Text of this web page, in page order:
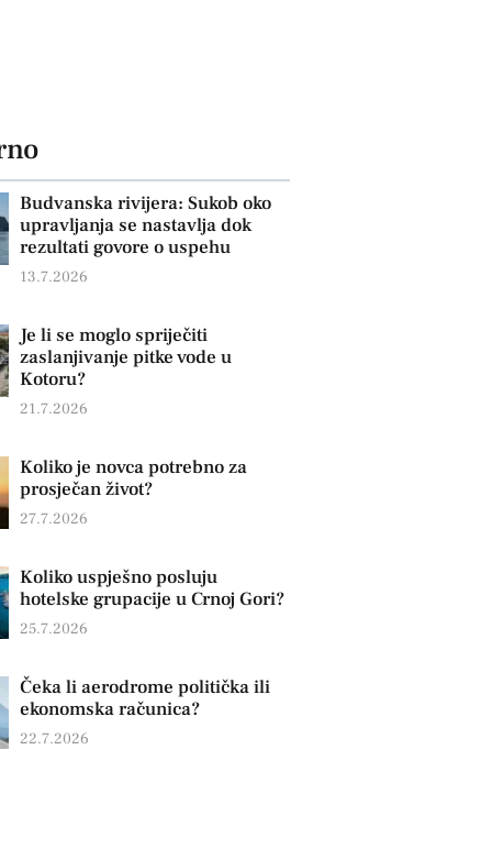
Budvanska rivijera: Sukob oko
upravljanja se nastavlja dok
rezultati govore o uspehu
13.7.2026
Je li se moglo spriječiti
zaslanjivanje pitke vode u
Kotoru?
21.7.2026
Koliko je novca potrebno za
prosječan život?
27.7.2026
Koliko uspješno posluju
hotelske grupacije u Crnoj Gori?
25.7.2026
Čeka li aerodrome politička ili
ekonomska računica?
22.7.2026